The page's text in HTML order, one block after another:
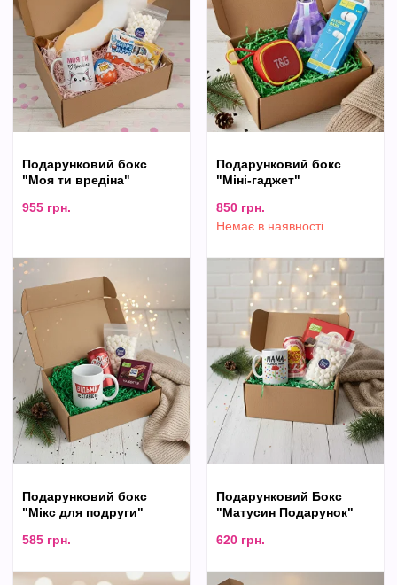
Подарунковий бокс
"Моя ти вредіна"
955 грн.
Подарунковий бокс
"Міні-гаджет"
850 грн.
Немає в наявності
Подарунковий бокс
"Мікс для подруги"
585 грн.
Подарунковий Бокс
"Матусин Подарунок"
620 грн.